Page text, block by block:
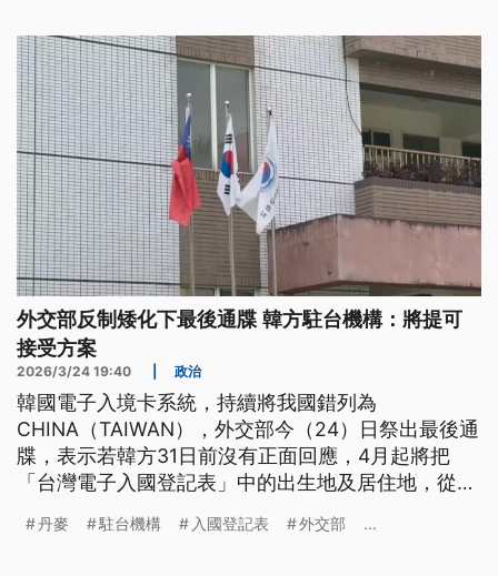
外交部反制矮化下最後通牒 韓方駐台機構：將提可
接受方案
2026/3/24 19:40 政治
韓國電子入境卡系統，持續將我國錯列為
CHINA（TAIWAN），外交部今（24）日祭出最後通
牒，表示若韓方31日前沒有正面回應，4月起將把
「台灣電子入國登記表」中的出生地及居住地，從
向我方表達，將提出可接受的方案。類似情況也發生
丹麥 駐台機構 入國登記表 外交部 ...